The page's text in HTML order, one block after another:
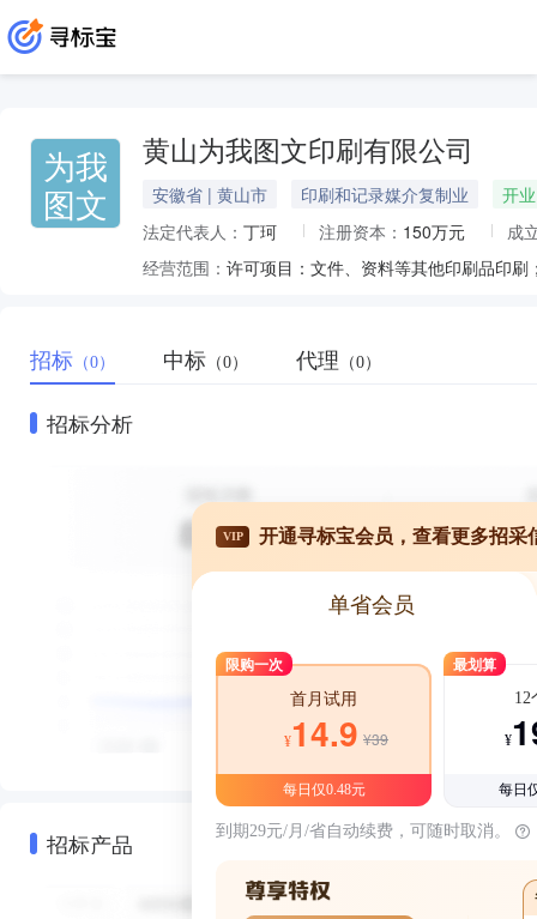
为我
图文
黄山为我图文印刷有限公司
安徽省 | 黄山市 印刷和记录媒介复制业
开业
法定代表人： 丁珂 注册资本： 150万元
成
经营范围：
招标 （0） 中标 （0） 代理 （0）
招标分析
招标产品
VIP 开通寻标宝会员，查看更多招采
单省会员
限购一次
首月试用
¥14.9 ¥39
每日仅0.48元
最划算
12
¥
每日
到期29元/月/省自动续费，可随时取消。